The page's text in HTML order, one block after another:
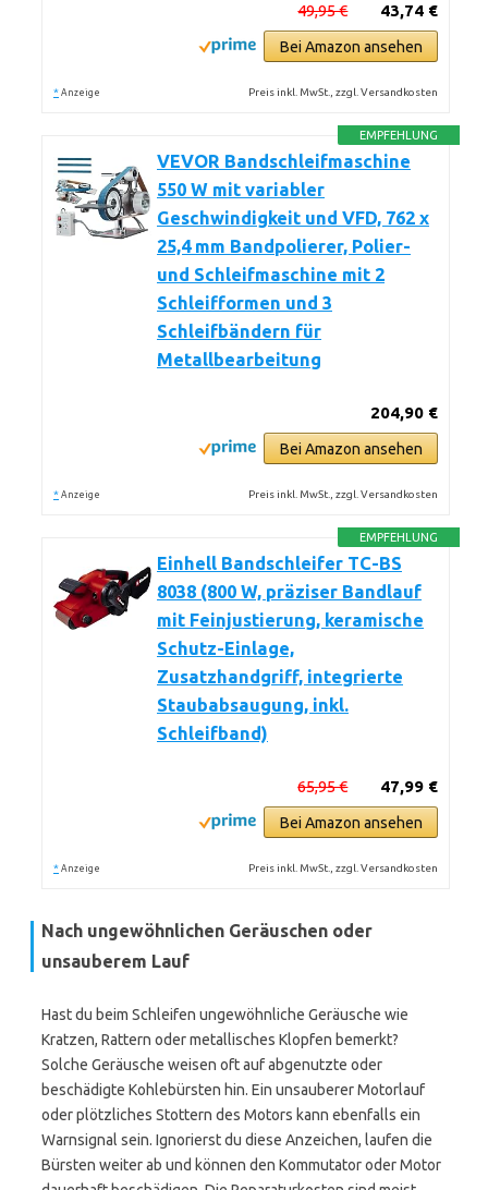
43,74 €
49,95 €
Bei Amazon ansehen
* Anzeige Preis inkl. MwSt., zzgl. Versandkosten
EMPFEHLUNG
VEVOR Bandschleifmaschine
550 W mit variabler
Geschwindigkeit und VFD, 762 x
25,4 mm Bandpolierer, Polier-
und Schleifmaschine mit 2
Schleifformen und 3
Schleifbändern für
Metallbearbeitung
204,90 €
Bei Amazon ansehen
* Anzeige Preis inkl. MwSt., zzgl. Versandkosten
EMPFEHLUNG
Einhell Bandschleifer TC-BS
8038 (800 W, präziser Bandlauf
mit Feinjustierung, keramische
Schutz-Einlage,
Zusatzhandgriff, integrierte
Staubabsaugung, inkl.
Schleifband)
47,99 €
65,95 €
Bei Amazon ansehen
* Anzeige Preis inkl. MwSt., zzgl. Versandkosten
Nach ungewöhnlichen Geräuschen oder
unsauberem Lauf
Hast du beim Schleifen ungewöhnliche Geräusche wie
Kratzen, Rattern oder metallisches Klopfen bemerkt?
Solche Geräusche weisen oft auf abgenutzte oder
beschädigte Kohlebürsten hin. Ein unsauberer Motorlauf
oder plötzliches Stottern des Motors kann ebenfalls ein
Warnsignal sein. Ignorierst du diese Anzeichen, laufen die
Bürsten weiter ab und können den Kommutator oder Motor